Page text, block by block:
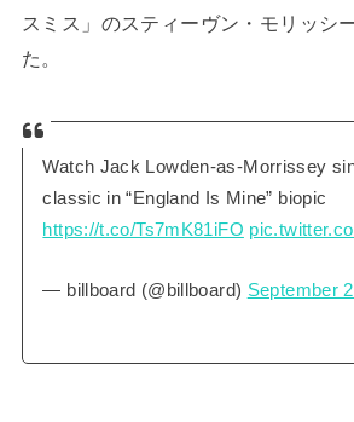
スミス」のスティーヴン・モリッシ
た。
Watch Jack Lowden-as-Morrissey
classic in “England Is Mine” biopic
https://t.co/Ts7mK81iFO
— billboard (@billboard) September